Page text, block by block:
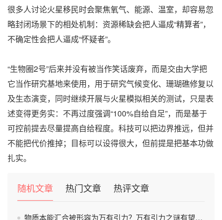
很多人讨论火星移民时会聚焦氧气、能源、温室，却容易忽
略封闭场景下的相处机制：资源稀缺会把人逼成“精算者”，
不确定性会把人逼成“怀疑者”。
“生物圈2号”后来并没有被当作笑话废弃，而是交由大学把
它当作研究基地来使用，用于研究气候变化、珊瑚礁修复以
及生态演变，同时继续开展与火星模拟相关的测试，只是表
述变得更务实：不再过度强调“100%自给自足”，而是基于
可控前提去尽量提高自给程度。科技可以把边界推远，但并
不能把代价推掉；目标可以设得很大，但前提是把基本功做
扎实。
随机文章 热门文章 热评文章
物质本能汇合被形容为万有引力？万有引力之谜有望被破解？